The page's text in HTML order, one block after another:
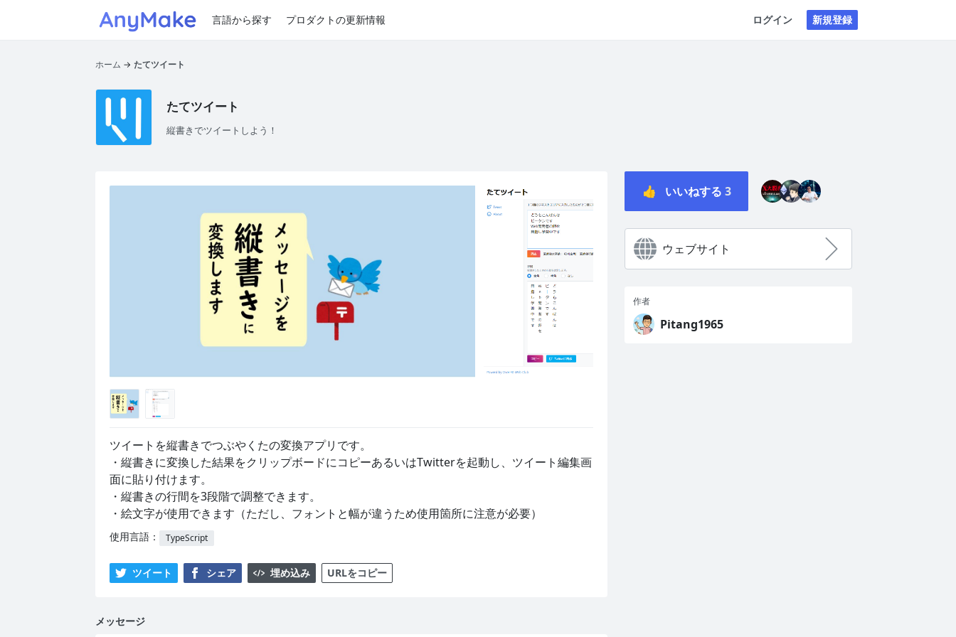
言語から探す プロダクトの更新情報 ログイン 新規登録
ホーム たてツイート
たてツイート
縦書きでツイートしよう！
ツイートを縦書きでつぶやくたの変換アプリです。
・縦書きに変換した結果をクリップボードにコピーあるいはTwitterを起動し、ツイート編集画
面に貼り付けます。
・縦書きの行間を3段階で調整できます。
・絵文字が使用できます（ただし、フォントと幅が違うため使用箇所に注意が必要）
使用言語： TypeScript
ツイート シェア 埋め込み URLをコピー
メッセージ
👍 いいねする 3
ウェブサイト
作者
Pitang1965